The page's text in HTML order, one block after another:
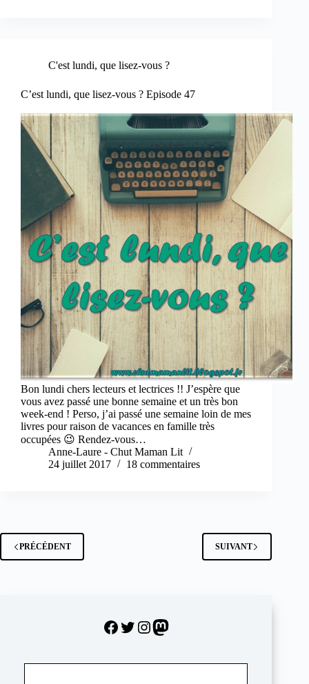
C'est lundi, que lisez-vous ?
C’est lundi, que lisez-vous ? Episode 47
Bon lundi chers lecteurs et lectrices !! J’espère que
vous avez passé une bonne semaine et un très bon
week-end ! Perso, j’ai passé une semaine loin de mes
livres pour raison de vacances en famille très
occupées 😉 Rendez-vous…
Anne-Laure - Chut Maman Lit
24 juillet 2017
18 commentaires
PRÉCÉDENT SUIVANT
Facebook
Twitter
Instagram
Mastodon